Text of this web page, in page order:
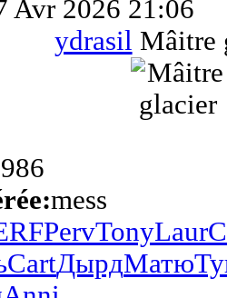
Avr 2026 21:06
ydrasil Mâitre
mess
PervTonyLaur
CartДырдМатю